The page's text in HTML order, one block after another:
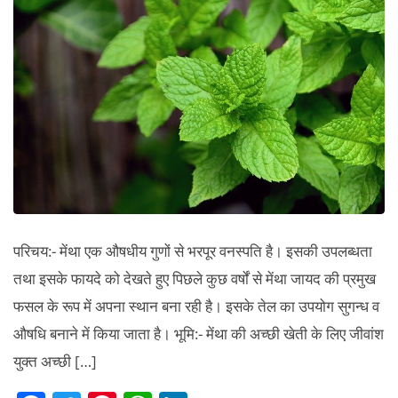
खेती
एवं
बुआई
का
समय।
परिचय:- मेंथा एक औषधीय गुणों से भरपूर वनस्पति है। इसकी उपलब्धता
तथा इसके फायदे को देखते हुए पिछले कुछ वर्षों से मेंथा जायद की प्रमुख
फसल के रूप में अपना स्थान बना रही है। इसके तेल का उपयोग सुगन्ध व
औषधि बनाने में किया जाता है। भूमि:- मेंथा की अच्छी खेती के लिए जीवांश
युक्त अच्छी […]